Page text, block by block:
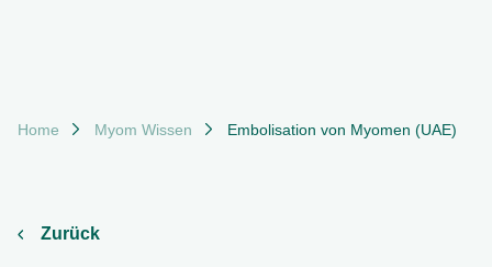
Breadcrumb-Navigation
Home Myom Wissen Embolisation von Myomen (UAE)
Zurück